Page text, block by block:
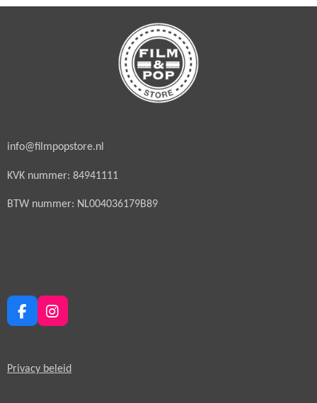
info@filmpopstore.nl
KVK nummer: 84941111
BTW nummer: NL004036179B89
F
a
b
I
n
a
Privacy beleid